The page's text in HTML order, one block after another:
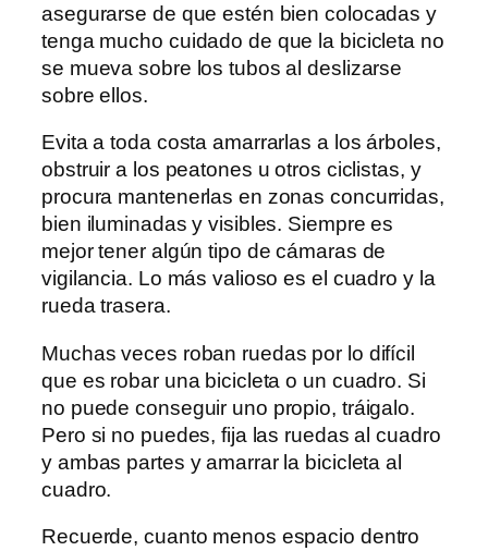
asegurarse de que estén bien colocadas y
tenga mucho cuidado de que la bicicleta no
se mueva sobre los tubos al deslizarse
sobre ellos.
Evita a toda costa amarrarlas a los árboles,
obstruir a los peatones u otros ciclistas, y
procura mantenerlas en zonas concurridas,
bien iluminadas y visibles. Siempre es
mejor tener algún tipo de cámaras de
vigilancia. Lo más valioso es el cuadro y la
rueda trasera.
Muchas veces roban ruedas por lo difícil
que es robar una bicicleta o un cuadro. Si
no puede conseguir uno propio, tráigalo.
Pero si no puedes, fija las ruedas al cuadro
y ambas partes y amarrar la bicicleta al
cuadro.
Recuerde, cuanto menos espacio dentro